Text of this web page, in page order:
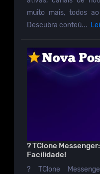
muito mais, todos
Descubra conteú...
? TClone
Facilidade!
? TClone